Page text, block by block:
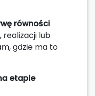
równości
lub
gdzie ma to
etapie